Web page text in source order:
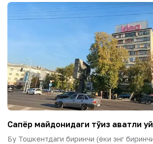
Сапёр майдонидаги тўққиз қаватли уй
Бу Тошкентдаги биринчи (ёки энг